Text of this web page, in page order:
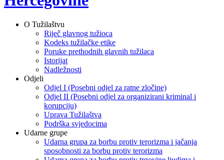
O Tužilaštvu
Riječ glavnog tužioca
Kodeks tužilačke etike
Poruke prethodnih glavnih tužilaca
Istorijat
Nadležnosti
Odjeli
Odjel I (Posebni odjel za ratne zločine)
Odjel II (Posebni odjel za organizirani kriminal i
korupciju)
Uprava Tužilaštva
Podrška svjedocima
Udarne grupe
Udarna grupa za borbu protiv terorizma i jačanja
sposobnosti za borbu protiv terorizma